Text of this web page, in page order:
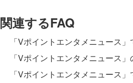
関連するFAQ
「Vポイントエンタメニュース
「Vポイントエンタメニュース
「Vポイントエンタメニュース